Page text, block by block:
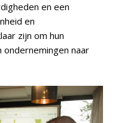
en een
en
zijn om hun
naar